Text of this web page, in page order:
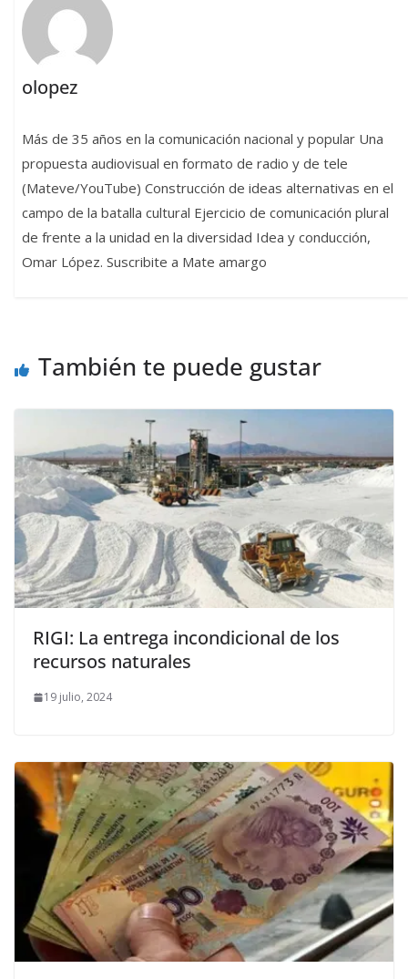
olopez
Más de 35 años en la comunicación nacional y popular Una
propuesta audiovisual en formato de radio y de tele
(Mateve/YouTube) Construcción de ideas alternativas en el
campo de la batalla cultural Ejercicio de comunicación plural
de frente a la unidad en la diversidad Idea y conducción,
Omar López. Suscribite a Mate amargo
También te puede gustar
RIGI: La entrega incondicional de los
recursos naturales
19 julio, 2024